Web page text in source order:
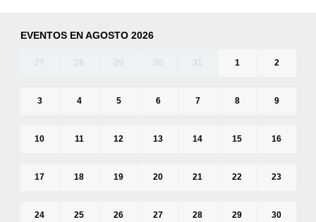
EVENTOS EN AGOSTO 2026
27 28 29 30 31 1 2
3 4 5 6 7 8 9
10 11 12 13 14 15 16
17 18 19 20 21 22 23
24 25 26 27 28 29 30